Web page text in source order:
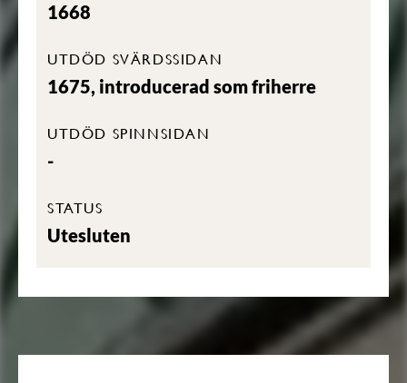
1668
UTDÖD SVÄRDSSIDAN
1675, introducerad som friherre
UTDÖD SPINNSIDAN
-
STATUS
Utesluten